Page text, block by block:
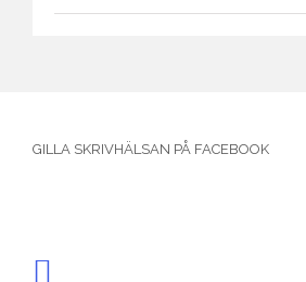
GILLA SKRIVHÄLSAN PÅ FACEBOOK